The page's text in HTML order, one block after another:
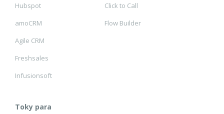
Hubspot
amoCRM
Agile CRM
Freshsales
Infusionsoft
Click to Call
Flow Builder
Toky para